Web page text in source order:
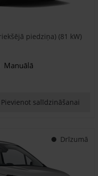
piedziņa) (81 kW)
Manuālā
Pievienot salīdzināšanai
Drīzumā